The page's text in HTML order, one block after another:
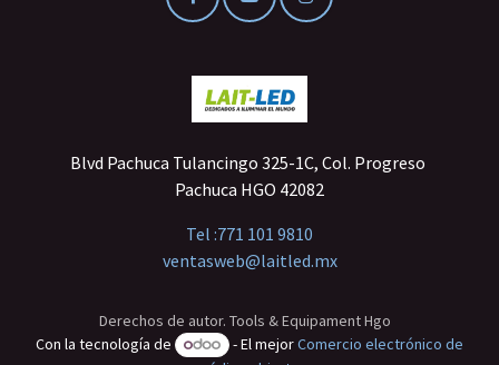
Blvd Pachuca Tulancingo 325-1C, Col. Progreso
Pachuca HGO 42082
Tel :771 101 9810
ventasweb@laitled.mx
Derechos de autor. Tools & Equipament Hgo
Con la tecnología de
- El mejorComercio electrónico de